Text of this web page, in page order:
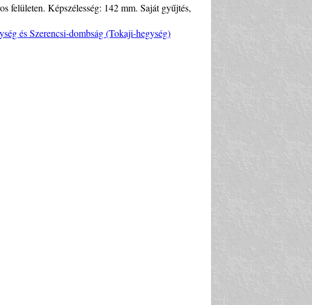
felületen. Képszélesség: 142 mm. Saját gyűjtés,
és Szerencsi-dombság (Tokaji-hegység)